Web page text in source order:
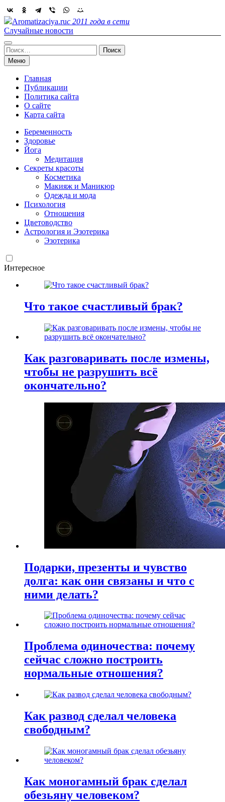
Skip
to
content
Aromatizaciya.ruс 2011 года в сети
Случайные новости
Найти:
Меню
Главная
Публикации
Политика сайта
О сайте
Карта сайта
Беременность
Здоровье
Йога
Медитация
Секреты красоты
Косметика
Макияж и Маникюр
Одежда и мода
Психология
Отношения
Цветоводство
Астрология и Эзотерика
Эзотерика
Интересное
Что такое счастливый брак?
Как разговаривать после измены,
чтобы не разрушить всё
окончательно?
Подарки, презенты и чувство
долга: как они связаны и что с
ними делать?
Проблема одиночества: почему
сейчас сложно построить
нормальные отношения?
Как развод сделал человека
свободным?
Как моногамный брак сделал
обезьяну человеком?